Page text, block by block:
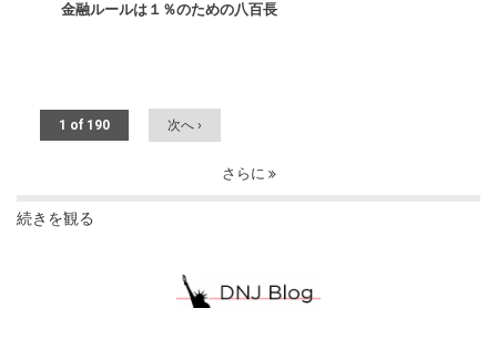
金融ルールは１％のための八百長
1 of 190 次へ ›
さらに
続きを観る